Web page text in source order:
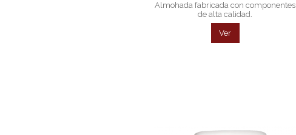
Almohada fabricada con componentes
de alta calidad.
Ver